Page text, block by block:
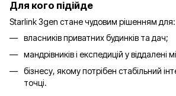
Для кого підійде
Starlink 3gen стане чудовим рішенням для:
власників приватних будинків та дач;
мандрівників і експедицій у віддалені
бізнесу, якому потрібен стабільний
точці.